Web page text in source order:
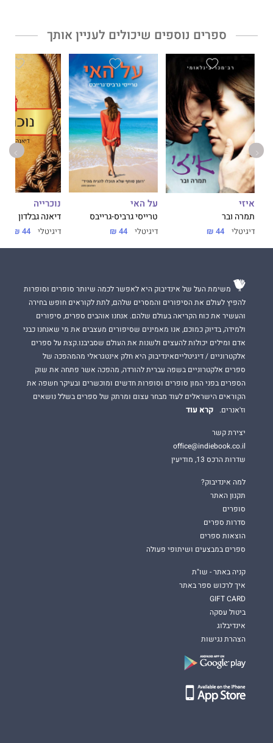
"רוברטס לוקח אותנו היישר אל משכנות העוני של בומבי, אל מאורות
הולכים אחריו."
וושינגטון פוסט
"מדהים לחשוב שרוברטס עדיין חי ומסוגל לספר את סיפורו. אף על
פי שצלל לתוך התהום, הצליח לזחול החוצה בריא ושלם... גאולתו
טמונה באהבת האדם שלו... ספרים רבי–עוצמה שכאלה יכולים
לשנות את חיינו."
דייטון דיילי ניוז
"רומן אוטוביוגרפי ענק ששואב את השראתו מחייו הבלתי נתפסים של
רוברטס. אל תניחו לגודלו להרתיע אתכם. שאנטראם הוא מסיפורי
מפאת היקפו, הספר נחלק לשני קבצים דיגיטליים
ספרים נוספים שיכולים לעניין אותך
איזי
תמרה ובר
דיגיטלי 44 ₪
על האי
טרייסי גרביס-גרייבס
דיגיטלי 44 ₪
נוכרייה
דיאנה גבלדון
דיגיטלי 44 ₪
משימת העל של אינדיבוק היא לאפשר לכמה שיותר סופרים וסופרות
להפיץ לעולם את הסיפורים והמסרים שלהם, לתת לקוראים חופש בחירה
והעשיר את כוח הקריאה בעולם שלהם. אנחנו אוהבים ספרים, סיפורים
ולמידה, בדיוק כמוכם, אנו מאמינים שסיפורים מעצבים את מי שאנחנו כבני
אדם ומילים יכולות להעצים ולשנות את העולם שסביבנו.קצת על ספרים
אלקטרוניים / דיגיטלייםאינדיבוק היא חלק אינטגראלי מהמהפכה של
ספרים אלקטרוניים בשפה עברית להורדה, מהפכה אשר פתחה את שוק
הספרים בפני המון סופרים וסופרות חדשים ומוכשרים ובעיקר חשפה את
הקוראים הישראלים לעוד מבחר עצום ומרתק של ספרים בשלל נושאים
וז'אנרים.
קרא עוד
יצירת קשר
office@indiebook.co.il
שדרות הרכס 13, מודיעין
למה אינדיבוק?
תקנון האתר
סופרים
סדרות ספרים
הוצאות ספרים
ספרים במבצעים ושיתופי פעולה
קניה באתר - שו"ת
איך לרכוש ספר באתר
GIFT CARD
ביטול עסקה
אינדיבלוג
הצהרת נגישות